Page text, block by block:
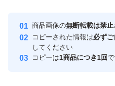
お土産
東京ばな奈
東京たまご
安心取引出品者
取引実績
商品画像の無断転載は禁止
コピーされた情報は必ず
してください
コピーは1商品につき1回